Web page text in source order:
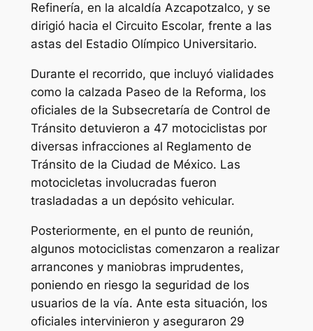
Refinería, en la alcaldía Azcapotzalco, y se
dirigió hacia el Circuito Escolar, frente a las
astas del Estadio Olímpico Universitario.
Durante el recorrido, que incluyó vialidades
como la calzada Paseo de la Reforma, los
oficiales de la Subsecretaría de Control de
Tránsito detuvieron a 47 motociclistas por
diversas infracciones al Reglamento de
Tránsito de la Ciudad de México. Las
motocicletas involucradas fueron
trasladadas a un depósito vehicular.
Posteriormente, en el punto de reunión,
algunos motociclistas comenzaron a realizar
arrancones y maniobras imprudentes,
poniendo en riesgo la seguridad de los
usuarios de la vía. Ante esta situación, los
oficiales intervinieron y aseguraron 29